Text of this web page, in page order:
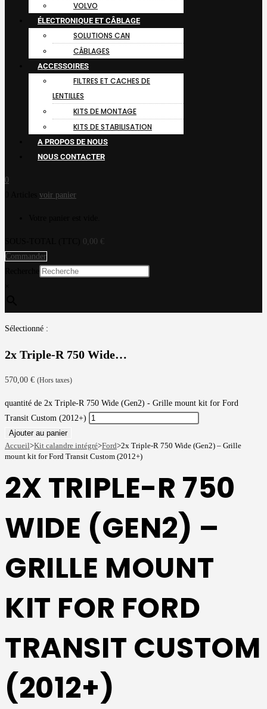
VOLVO
ÉLECTRONIQUE ET CÂBLAGE
SOLUTIONS CAN
CÂBLAGES
ACCESSOIRES
FILTRES ET CACHES DE
LENTILLES
KITS DE MONTAGE
KITS DE STABILISATION
A PROPOS DE NOUS
NOUS CONTACTER
0
voir panier
0,00 €
Commander
Sélectionné :
2x Triple-R 750 Wide…
570,00 € (Hors taxes)
quantité de 2x Triple-R 750 Wide (Gen2) - Grille mount kit for Ford
Transit Custom (2012+)
Ajouter au panier
Accueil>Kit calandre intégré>Ford>2x Triple-R 750 Wide (Gen2) – Grille
mount kit for Ford Transit Custom (2012+)
2X TRIPLE-R 750
WIDE (GEN2) –
GRILLE MOUNT
KIT FOR FORD
TRANSIT CUSTOM
(2012+)